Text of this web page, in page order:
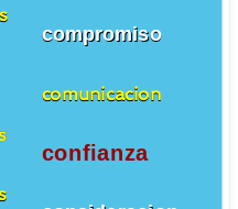
compromiso
comunicacion
confianza